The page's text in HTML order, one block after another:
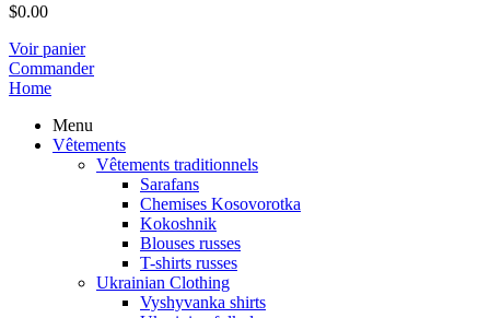
$0.00
Voir panier
Commander
Home
Menu
Vêtements
Vêtements traditionnels
Sarafans
Chemises Kosovorotka
Kokoshnik
Blouses russes
T-shirts russes
Ukrainian Clothing
Vyshyvanka shirts